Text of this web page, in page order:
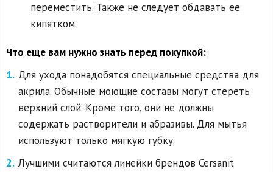
переместить. Также не следует обдавать ее
кипятком.
Что еще вам нужно знать перед покупкой:
Для ухода понадобятся специальные средства для
акрила. Обычные моющие составы могут стереть
верхний слой. Кроме того, они не должны
содержать растворители и абразивы. Для мытья
используют только мягкую губку.
Лучшими считаются линейки брендов Cersanit